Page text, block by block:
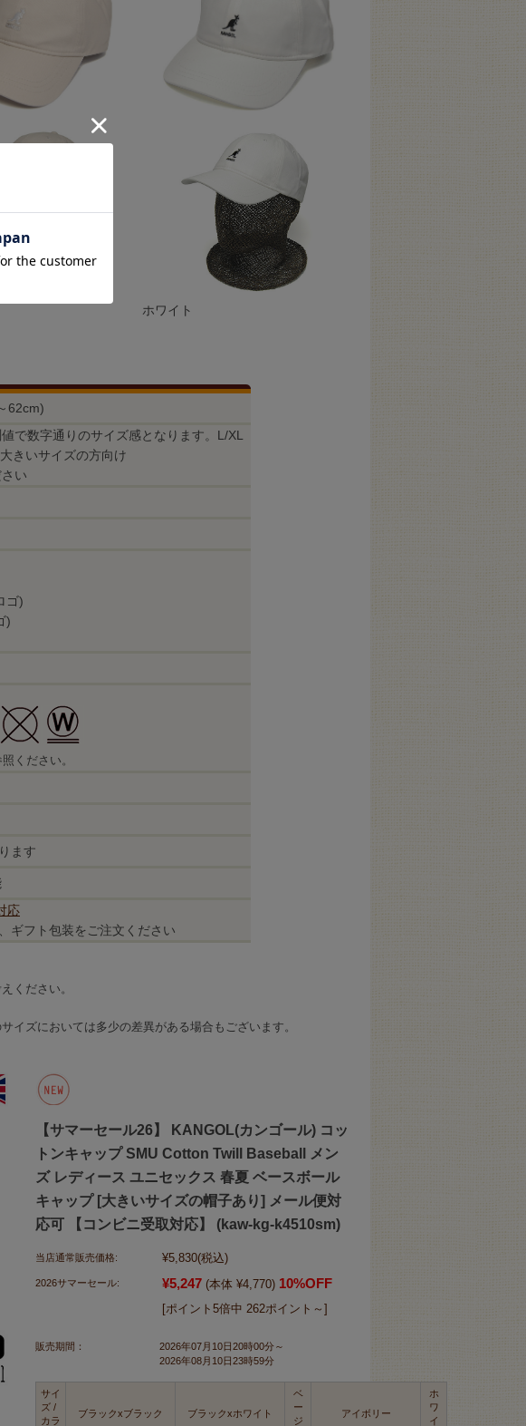
ホワイト
62cm)
で数字通りのサイズ感となります。L/XL
きいサイズの方向け
い
ゴ)
)
ください。
ます
応
ギフト包装をご注文ください
ください。
イズにおいては多少の差異がある場合もございます。
【サマーセール26】 KANGOL(カンゴール) コッ
トンキャップ SMU Cotton Twill Baseball メン
ズ レディース ユニセックス 春夏 ベースボール
キャップ [大きいサイズの帽子あり] メール便対
応可 【コンビニ受取対応】 (kaw-kg-k4510sm)
当店通常販売価格: ¥5,830(税込)
2026サマーセール: ¥5,247 (本体 ¥4,770) 10%OFF
[ポイント5倍中 262ポイント～]
販売期間：
2026年07月10日20時00分～
2026年08月10日23時59分
サイ
ズ /
カラ
ブラックxブラック ブラックxホワイト
ベ
ー
ジ
アイボリー
ホ
ワ
イ